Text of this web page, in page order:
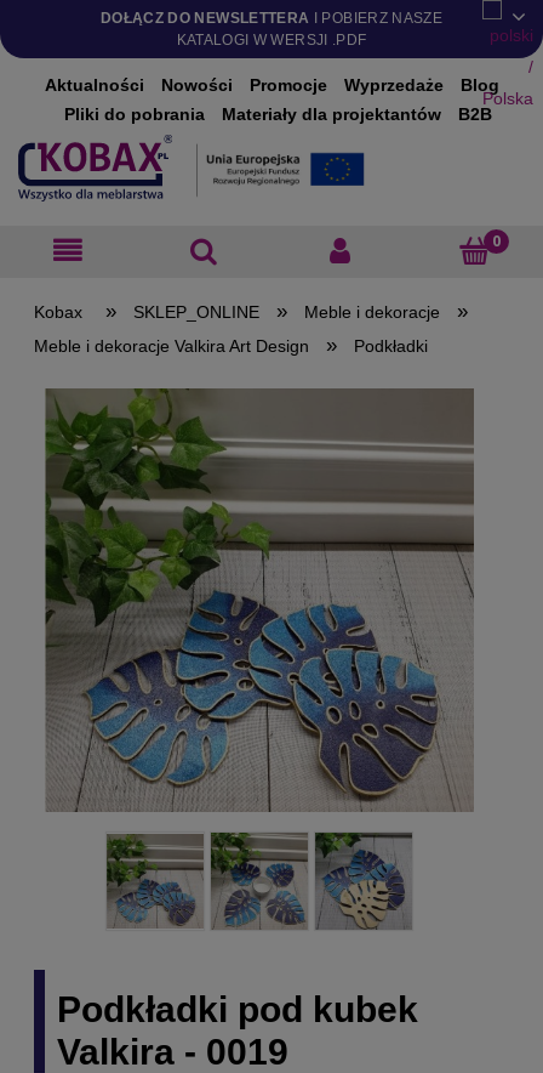
DOŁĄCZ DO NEWSLETTERA I POBIERZ NASZE
KATALOGI W WERSJI .PDF
Aktualności Nowości Promocje Wyprzedaże
Blog
Pliki do pobrania
Materiały dla projektantów B2B
» SKLEP_ONLINE » Meble i dekoracje »
Meble i dekoracje Valkira Art Design » Podkładki
Podkładki pod kubek
Valkira - 0019